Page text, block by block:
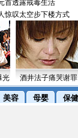
首透露戒毒生活
惊叹太空步下楼方式
光 酒井法子痛哭谢罪